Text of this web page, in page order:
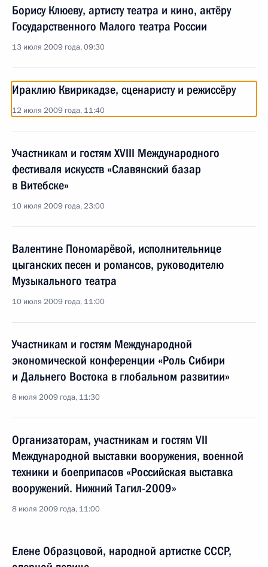
Борису Клюеву, артисту театра и кино, актёру
Государственного Малого театра России
13 июля 2009 года, 09:30
Ираклию Квирикадзе, сценаристу и режиссёру
12 июля 2009 года, 11:40
Участникам и гостям XVIII Международного
фестиваля искусств «Славянский базар
в Витебске»
10 июля 2009 года, 23:00
Валентине Пономарёвой, исполнительнице
цыганских песен и романсов, руководителю
Музыкального театра
10 июля 2009 года, 11:00
Участникам и гостям Международной
экономической конференции «Роль Сибири
и Дальнего Востока в глобальном развитии»
8 июля 2009 года, 11:30
Организаторам, участникам и гостям VII
Международной выставки вооружения, военной
техники и боеприпасов «Российская выставка
вооружений. Нижний Тагил-2009»
8 июля 2009 года, 11:00
Елене Образцовой, народной артистке СССР,